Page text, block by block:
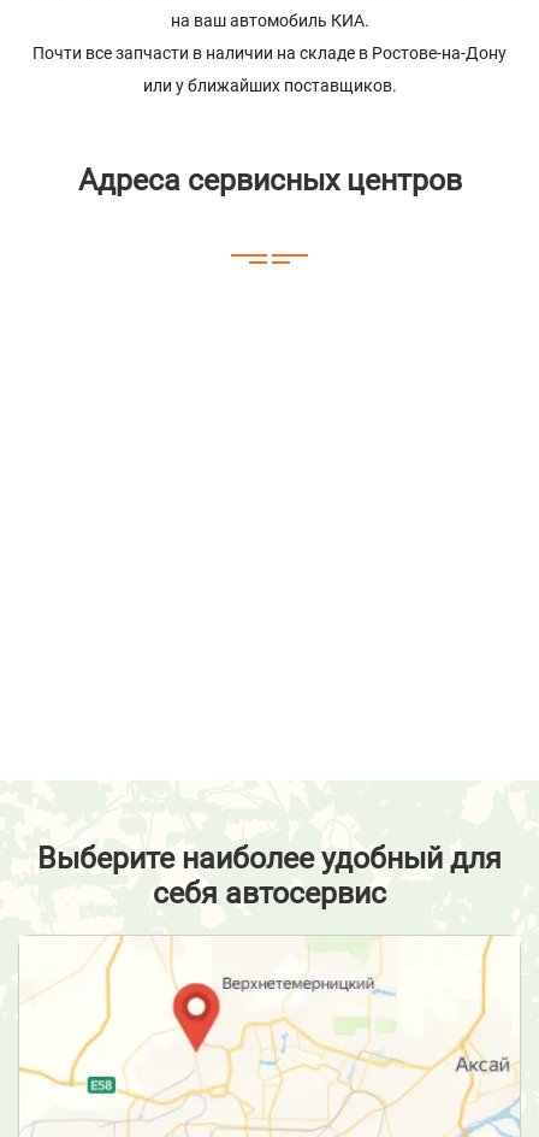
на ваш автомобиль КИА.
Почти все запчасти в наличии на складе в Ростове-на-Дону
или у ближайших поставщиков.
Адреса сервисных центров
Выберите наиболее удобный для
себя автосервис